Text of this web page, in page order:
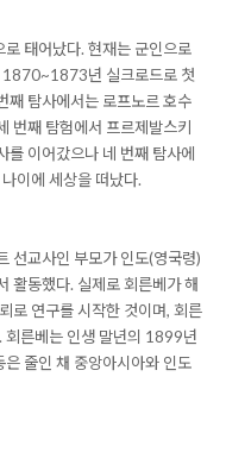
태어났다. 현재는 군인으로
1870~1873년 실크로드로 첫
탐사에서는 로프노르 호수
째 탐험에서 프르제발스키
이어갔으나 네 번째 탐사에
이에 세상을 떠났다.
선교사인 부모가 인도(영국령)
활동했다. 실제로 회른베가 해
로 연구를 시작한 것이며, 회른
회른베는 인생 말년의 1899년
줄인 채 중앙아시아와 인도